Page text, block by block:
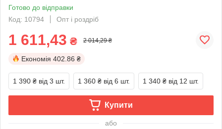
Готово до відправки
Код: 10794
Опт і роздріб
1 611,43 ₴ 2 014,29 ₴
Економія 402.86 ₴
1 390 ₴ від 3 шт. 1 360 ₴ від 6 шт. 1 340 ₴ від 12 шт.
Купити
або